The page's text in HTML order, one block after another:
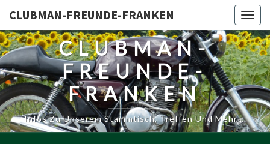
CLUBMAN-FREUNDE-FRANKEN
CLUBMAN-
FREUNDE-
FRANKEN
Infos Zu Unserem Stammtisch, Treffen Und Mehr …